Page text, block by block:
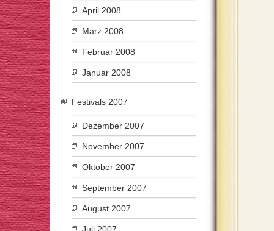
April 2008
März 2008
Februar 2008
Januar 2008
Festivals 2007
Dezember 2007
November 2007
Oktober 2007
September 2007
August 2007